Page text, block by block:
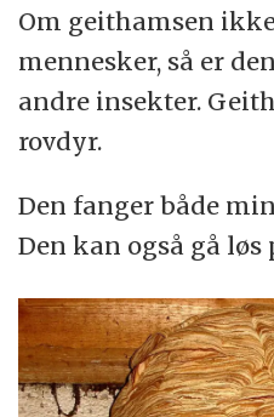
Om geithamsen
mennesker, så er
andre insekter.
rovdyr.
Den fanger både
Den kan også gå løs